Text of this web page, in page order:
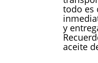
todo es
y
aceite